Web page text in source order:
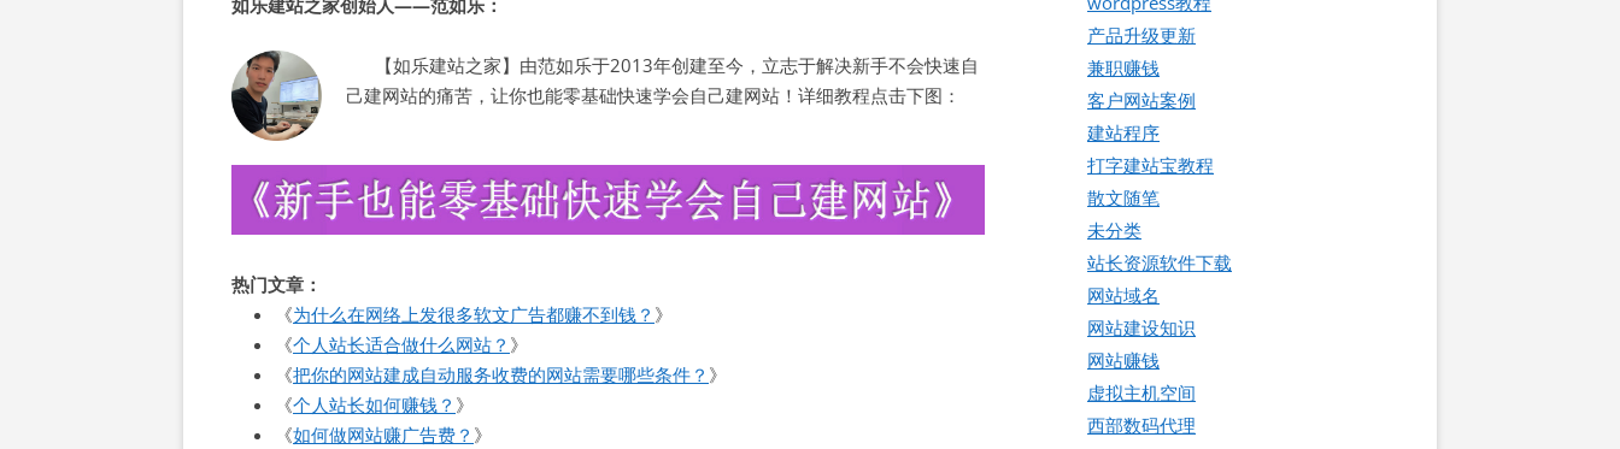
如乐建站之家创始人——范如乐：
【如乐建站之家】由范如乐于2013年创建至今，立志于解决新手不会快速自
己建网站的痛苦，让你也能零基础快速学会自己建网站！详细教程点击下图：
热门文章：
《为什么在网络上发很多软文广告都赚不到钱？ 》
《个人站长适合做什么网站？ 》
《把你的网站建成自动服务收费的网站需要哪些条件？ 》
《个人站长如何赚钱？ 》
《如何做网站赚广告费？ 》
产品升级更新
兼职赚钱
客户网站案例
建站程序
打字建站宝教程
散文随笔
未分类
站长资源软件下载
网站域名
网站建设知识
网站赚钱
虚拟主机空间
西部数码代理